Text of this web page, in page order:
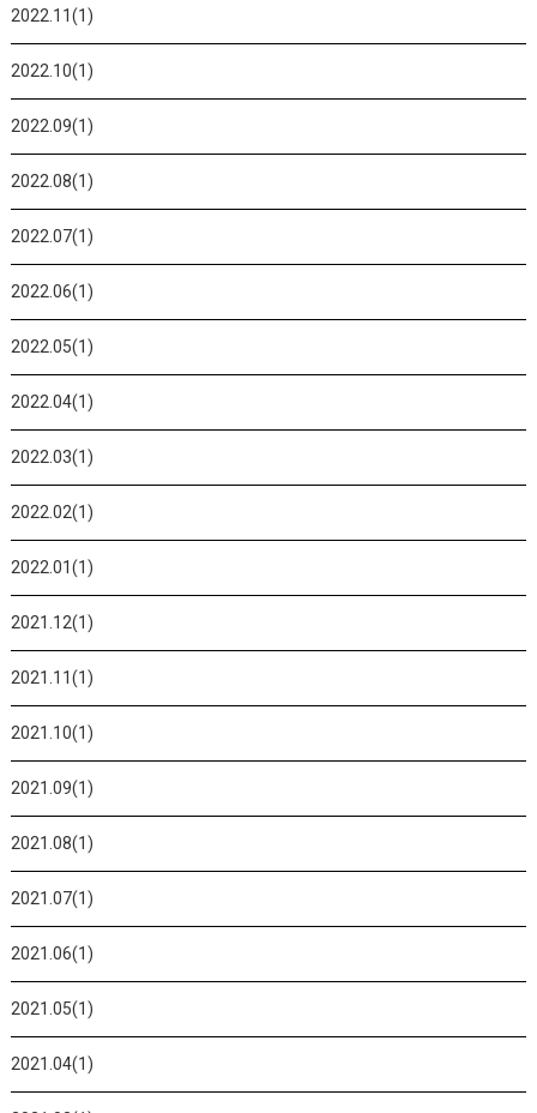
2022.11(1)
2022.10(1)
2022.09(1)
2022.08(1)
2022.07(1)
2022.06(1)
2022.05(1)
2022.04(1)
2022.03(1)
2022.02(1)
2022.01(1)
2021.12(1)
2021.11(1)
2021.10(1)
2021.09(1)
2021.08(1)
2021.07(1)
2021.06(1)
2021.05(1)
2021.04(1)